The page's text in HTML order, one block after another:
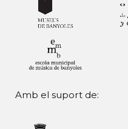
Amb el suport de: